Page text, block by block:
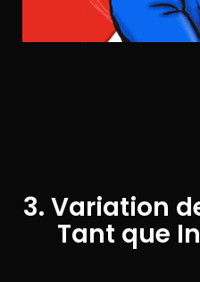
3. Variation
Tant que